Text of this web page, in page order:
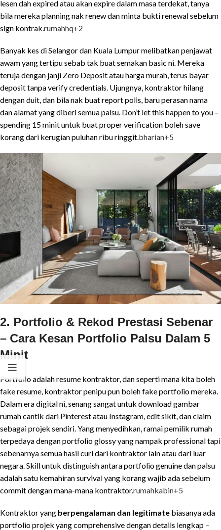
lesen dah expired atau akan expire dalam masa terdekat, tanya
bila mereka planning nak renew dan minta bukti renewal sebelum
sign kontrak. rumahhq+2
Banyak kes di Selangor dan Kuala Lumpur melibatkan penjawat
awam yang tertipu sebab tak buat semakan basic ni. Mereka
teruja dengan janji Zero Deposit atau harga murah, terus bayar
deposit tanpa verify credentials. Ujungnya, kontraktor hilang
dengan duit, dan bila nak buat report polis, baru perasan nama
dan alamat yang diberi semua palsu. Don’t let this happen to you –
spending 15 minit untuk buat proper verification boleh save
korang dari kerugian puluhan ribu ringgit. bharian+5
2. Portfolio & Rekod Prestasi Sebenar
– Cara Kesan Portfolio Palsu Dalam 5
Minit
Portfolio adalah resume kontraktor, dan seperti mana kita boleh
fake resume, kontraktor penipu pun boleh fake portfolio mereka.
Dalam era digital ni, senang sangat untuk download gambar
rumah cantik dari Pinterest atau Instagram, edit sikit, dan claim
sebagai projek sendiri. Yang menyedihkan, ramai pemilik rumah
terpedaya dengan portfolio glossy yang nampak professional tapi
sebenarnya semua hasil curi dari kontraktor lain atau dari luar
negara. Skill untuk distinguish antara portfolio genuine dan palsu
adalah satu kemahiran survival yang korang wajib ada sebelum
commit dengan mana-mana kontraktor.rumahkabin+5
Kontraktor yang berpengalaman dan legitimate biasanya ada
portfolio projek yang comprehensive dengan details lengkap –